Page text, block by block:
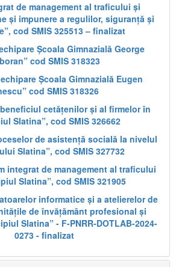
de management al traficului și
și impunere a regulilor, siguranță și
cod SMIS 325513 – finalizat
Școala Gimnazială George
cod SMIS 318323
Școala Gimnazială Eugen
cod SMIS 318326
cetățenilor și al firmelor în
Slatina”, cod SMIS 326662
de asistență socială la nivelul
Slatina”, cod SMIS 327732
integrat de management al traficului
Slatina”, cod SMIS 321905
informatice și a atelierelor de
de învățământ profesional și
Slatina” - F-PNRR-DOTLAB-2024-
0273 - finalizat